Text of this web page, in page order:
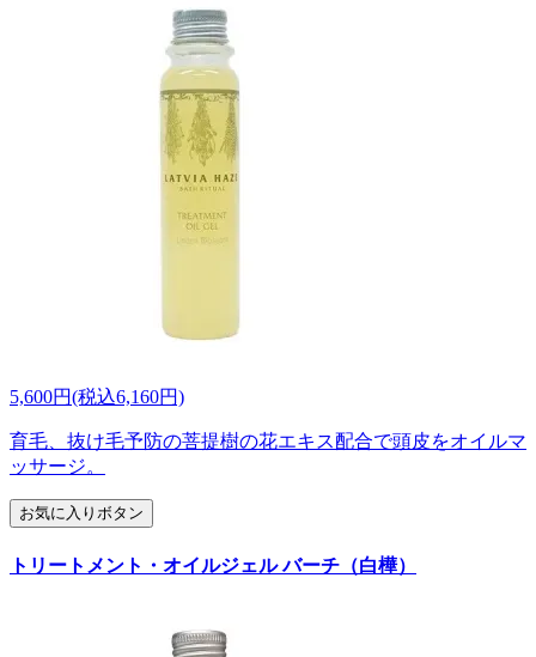
5,600円(税込6,160円)
育毛、抜け毛予防の菩提樹の花エキス配合で頭皮をオイルマ
ッサージ。
お気に入りボタン
トリートメント・オイルジェル バーチ（白樺）